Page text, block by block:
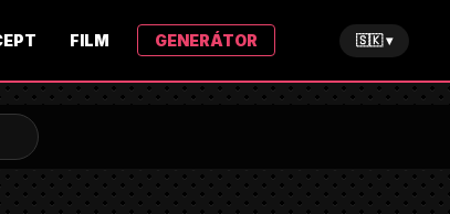
FILM GENERÁTOR 🇸🇰 ▾